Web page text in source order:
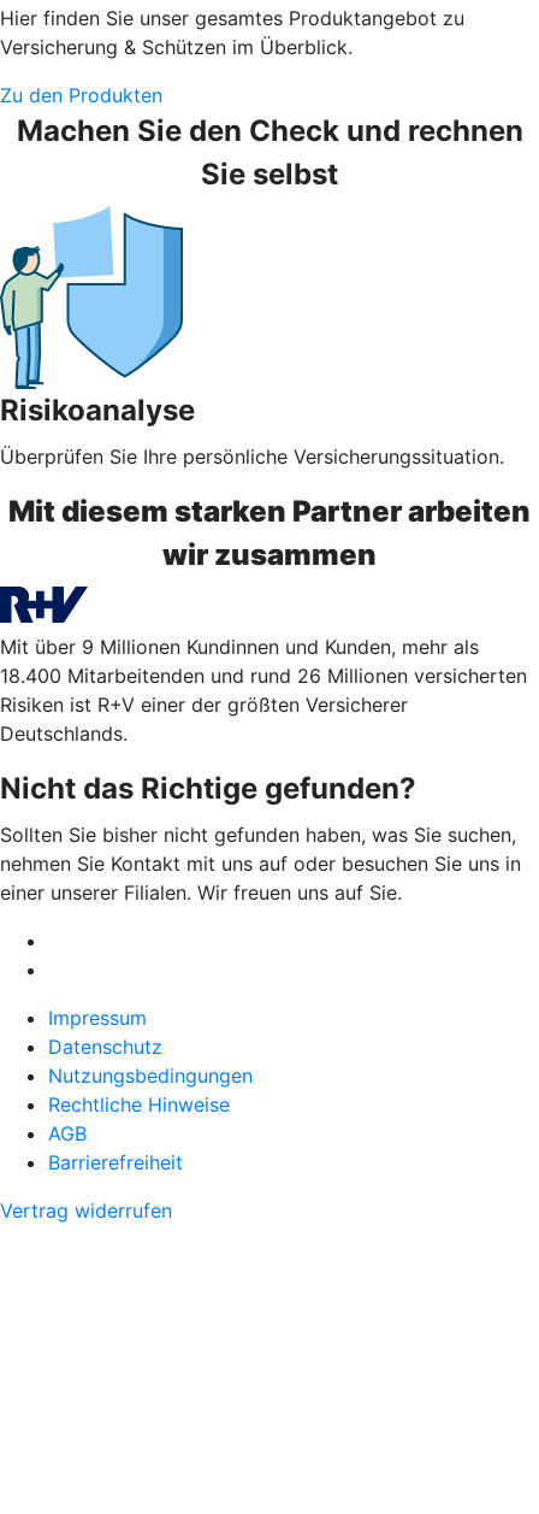
Hier finden Sie unser gesamtes Produktangebot zu
Versicherung & Schützen im Überblick.
Zu den Produkten
Machen Sie den Check und rechnen
Sie selbst
Risikoanalyse
Überprüfen Sie Ihre persönliche Versicherungssituation.
Mit diesem starken Partner arbeiten
wir zusammen
Mit über 9 Millionen Kundinnen und Kunden, mehr als
18.400 Mitarbeitenden und rund 26 Millionen versicherten
Risiken ist R+V einer der größten Versicherer
Deutschlands.
Nicht das Richtige gefunden?
Sollten Sie bisher nicht gefunden haben, was Sie suchen,
nehmen Sie Kontakt mit uns auf oder besuchen Sie uns in
einer unserer Filialen. Wir freuen uns auf Sie.
Impressum
Datenschutz
Nutzungsbedingungen
Rechtliche Hinweise
AGB
Barrierefreiheit
Vertrag widerrufen